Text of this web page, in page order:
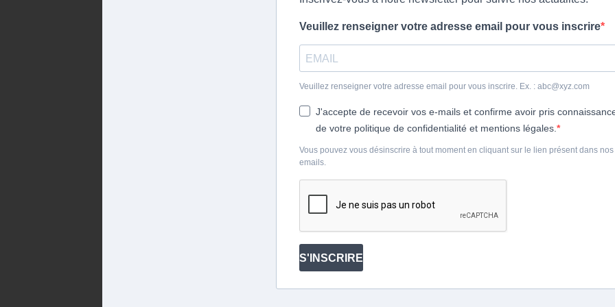
Veuillez renseigner votre adresse email pour vous inscrire
Veuillez renseigner votre adresse email pour vous inscrire. Ex. : abc@xyz.com
J'accepte de recevoir vos e-mails et confirme avoir pris
de votre politique de confidentialité et mentions légales.
Vous pouvez vous désinscrire à tout moment en cliquant sur le lien présent dans nos
emails.
S'INSCRIRE